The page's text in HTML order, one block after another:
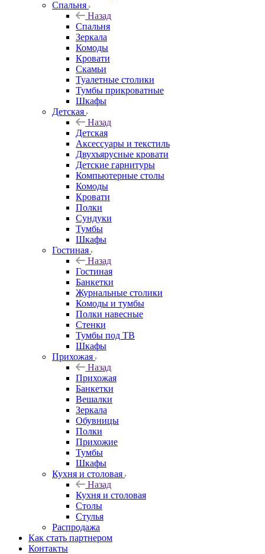
Спальня
Назад
Спальня
Зеркала
Комоды
Кровати
Скамьи
Туалетные столики
Тумбы прикроватные
Шкафы
Детская
Назад
Детская
Аксессуары и текстиль
Двухъярусные кровати
Детские гарнитуры
Компьютерные столы
Комоды
Кровати
Полки
Сундуки
Тумбы
Шкафы
Гостиная
Назад
Гостиная
Банкетки
Журнальные столики
Комоды и тумбы
Полки навесные
Стенки
Тумбы под ТВ
Шкафы
Прихожая
Назад
Прихожая
Банкетки
Вешалки
Зеркала
Обувницы
Полки
Прихожие
Тумбы
Шкафы
Кухня и столовая
Назад
Кухня и столовая
Столы
Стулья
Распродажа
Как стать партнером
Контакты